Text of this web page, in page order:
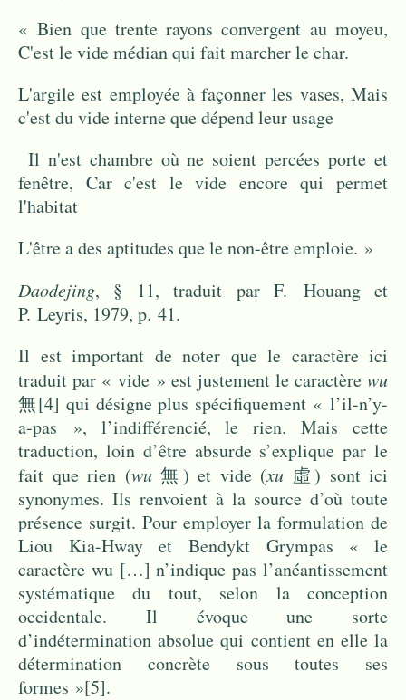
« Bien que trente rayons convergent au moyeu,
C'est le vide médian qui fait marcher le char.
L'argile est employée à façonner les vases, Mais
c'est du vide interne que dépend leur usage
Il n'est chambre où ne soient percées porte et
fenêtre, Car c'est le vide encore qui permet
l'habitat
L'être a des aptitudes que le non-être emploie. »
Daodejing, § 11, traduit par F. Houang et
P. Leyris, 1979, p. 41.
Il est important de noter que le caractère ici
traduit par « vide » est justement le caractère wu
無[4] qui désigne plus spécifiquement « l’il-n’y-
a-pas », l’indifférencié, le rien. Mais cette
traduction, loin d’être absurde s’explique par le
fait que rien (wu 無) et vide (xu 虛) sont ici
synonymes. Ils renvoient à la source d’où toute
présence surgit. Pour employer la formulation de
Liou Kia-Hway et Bendykt Grympas « le
caractère wu […] n’indique pas l’anéantissement
systématique du tout, selon la conception
occidentale. Il évoque une sorte
d’indétermination absolue qui contient en elle la
détermination concrète sous toutes ses
formes »[5].